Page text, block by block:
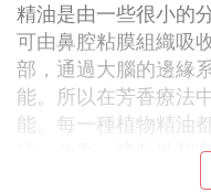
精油是由一些很小的
可由鼻腔粘膜組織吸
部，通過大腦的邊緣
能。所以在芳香療法
能。每一種植物精油
味、色彩、流動性和
一種植物精油各有一